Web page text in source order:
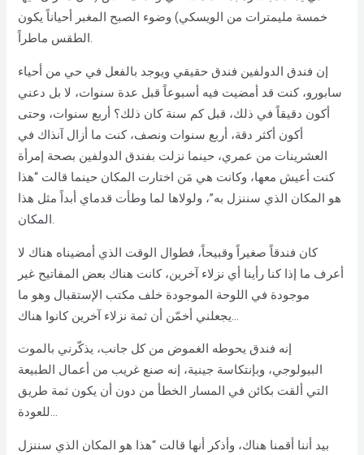
خمسة مليمترات من الويسكي) وضوء الصبح المغبر أحياناً يكون
الطقس ماطراً.
إن فندق الدولفين فندق حقيقي ويوجد بالفعل في حي من أحياء
سابورو، كنت قد أمضيت فيه أسبوعاً قبل عدة سنوات، لا بل دعني
أكون دقيقاً في ذلك، قبل كم سنة كان ذلك؟ أربع سنوات، وحتى
أكون أكثر دقة، أربع سنوات ونصف، كنت ما أزال آنذاك في
العشرينات من عمري، حينما نزلت بفندق الدولفين بصحة إمرأة
كنت أعيش معها، وكانت هي مَن اختارت المكان حينما قالت “هذا
هو المكان الذي سننزل به”، ولولاها لما وطأت قدماي أبداً مثل هذا
المكان.
كان فندقاً صغيراً وقبيحاً، فطوال الوقت الذي أمضيناه هناك لا
أعرف ما إذا كنا رأينا أي نزلاء آخرين، كانت هناك بعض المفاتيح غير
موجودة في اللوحة الموجودة خلف مكتب الإستقبال وهو ما
إنه فندق يحوطه الغموض من كل جانب، يذكّرني بالموت
البيولوجي، وبإنتكاسة جينية، إنه صنع غريب من أعمال الطبيعة
التي ألقت بكائن في المسار الخطأ من دون أن يكون ثمة طريق
للعودة…
بيد أننا أقمنا هناك، وأذكر أنها قالت “هذا هو المكان الذي سننزل